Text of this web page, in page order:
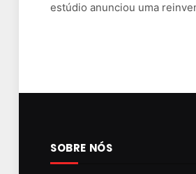
estúdio anunciou uma
SOBRE NÓS